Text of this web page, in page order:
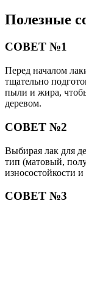
Полезные
СОВЕТ №1
Перед началом
тщательно
пыли и жира,
деревом.
СОВЕТ №2
Выбирая лак для
тип (матовый,
износостойкости
СОВЕТ №3